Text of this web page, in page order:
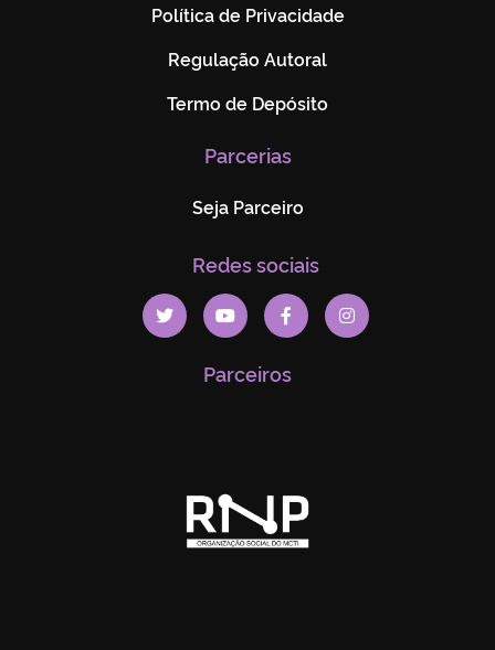
Política de Privacidade
Regulação Autoral
Termo de Depósito
Parcerias
Seja Parceiro
Redes sociais
Parceiros